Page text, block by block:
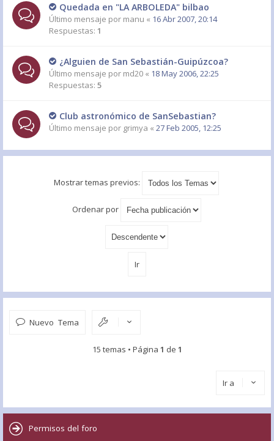
Quedada en "LA ARBOLEDA" bilbao
Último mensaje por manu « 16 Abr 2007, 20:14
Respuestas: 1
¿Alguien de San Sebastián-Guipúzcoa?
Último mensaje por md20 « 18 May 2006, 22:25
Respuestas: 5
Club astronómico de SanSebastian?
Último mensaje por grimya « 27 Feb 2005, 12:25
Mostrar temas previos:
Ordenar por
Nuevo Tema
15 temas • Página 1 de 1
Ir a
Permisos del foro